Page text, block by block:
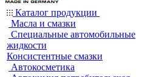
Каталог продукции
Масла и смазки
Специальные автомобильные
жидкости
Консистентные смазки
Автокосметика